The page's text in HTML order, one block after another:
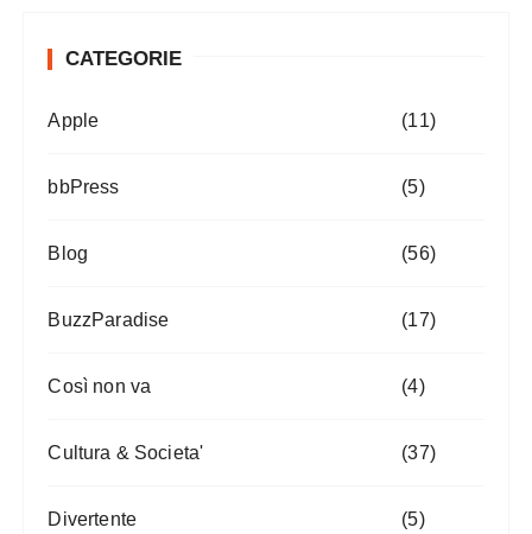
CATEGORIE
Apple (11)
bbPress (5)
Blog (56)
BuzzParadise (17)
Così non va (4)
Cultura & Societa' (37)
Divertente (5)